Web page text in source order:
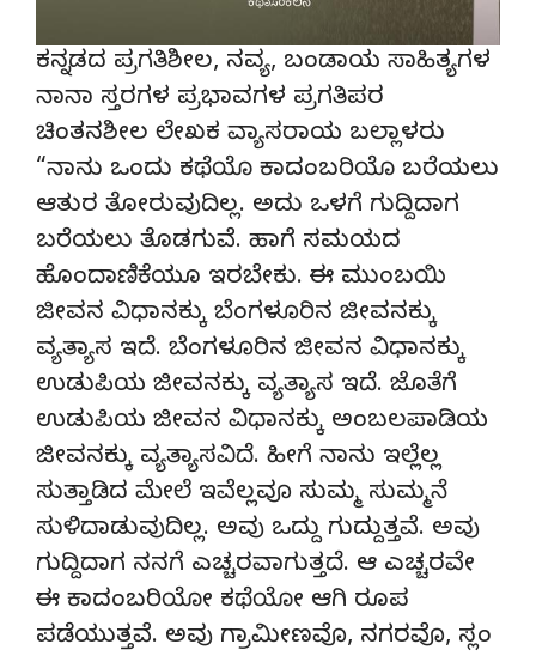
ಕನ್ನಡದ ಪ್ರಗತಿಶೀಲ, ನವ್ಯ, ಬಂಡಾಯ ಸಾಹಿತ್ಯಗಳ
ನಾನಾ ಸ್ತರಗಳ ಪ್ರಭಾವಗಳ ಪ್ರಗತಿಪರ
ಚಿಂತನಶೀಲ ಲೇಖಕ ವ್ಯಾಸರಾಯ ಬಲ್ಲಾಳರು
“ನಾನು ಒಂದು ಕಥೆಯೊ ಕಾದಂಬರಿಯೊ ಬರೆಯಲು
ಆತುರ ತೋರುವುದಿಲ್ಲ. ಅದು ಒಳಗೆ ಗುದ್ದಿದಾಗ
ಬರೆಯಲು ತೊಡಗುವೆ. ಹಾಗೆ ಸಮಯದ
ಹೊಂದಾಣಿಕೆಯೂ ಇರಬೇಕು. ಈ ಮುಂಬಯಿ
ಜೀವನ ವಿಧಾನಕ್ಕು ಬೆಂಗಳೂರಿನ ಜೀವನಕ್ಕು
ವ್ಯತ್ಯಾಸ ಇದೆ. ಬೆಂಗಳೂರಿನ ಜೀವನ ವಿಧಾನಕ್ಕು
ಉಡುಪಿಯ ಜೀವನಕ್ಕು ವ್ಯತ್ಯಾಸ ಇದೆ. ಜೊತೆಗೆ
ಉಡುಪಿಯ ಜೀವನ ವಿಧಾನಕ್ಕು ಅಂಬಲಪಾಡಿಯ
ಜೀವನಕ್ಕು ವ್ಯತ್ಯಾಸವಿದೆ. ಹೀಗೆ ನಾನು ಇಲ್ಲೆಲ್ಲ
ಸುತ್ತಾಡಿದ ಮೇಲೆ ಇವೆಲ್ಲವೂ ಸುಮ್ಮ ಸುಮ್ಮನೆ
ಸುಳಿದಾಡುವುದಿಲ್ಲ. ಅವು ಒದ್ದು ಗುದ್ದುತ್ತವೆ. ಅವು
ಗುದ್ದಿದಾಗ ನನಗೆ ಎಚ್ಚರವಾಗುತ್ತದೆ. ಆ ಎಚ್ಚರವೇ
ಈ ಕಾದಂಬರಿಯೋ ಕಥೆಯೋ ಆಗಿ ರೂಪ
ಪಡೆಯುತ್ತವೆ. ಅವು ಗ್ರಾಮೀಣವೊ, ನಗರವೊ, ಸ್ಲಂ